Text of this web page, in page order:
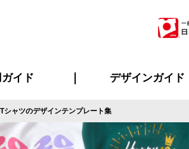
ャツ パーカー・スウェット
・ジャージ ツナギ
バンダナ グッズ全般
イド
ガイド
の方へ
の方へ
法について
ページ
ビスについて
限について
員のメリット
ご質問
デザインガイド
デザイン入稿について
デザイン料について
デザインテンプレート集
デザインシミュレーター
書体一覧（フォント集）
プリント・加工一覧
シャツのデザインテンプレート集